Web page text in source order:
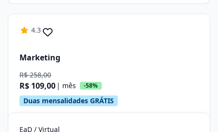
4.3
Marketing
R$ 258,00
R$ 109,00 | mês -58%
Duas mensalidades GRÁTIS
EaD / Virtual